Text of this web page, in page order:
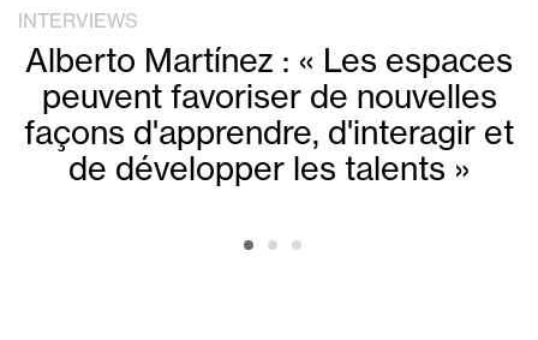
INTERVIEWS
Alberto Martínez : « Les espaces
peuvent favoriser de nouvelles
façons d'apprendre, d'interagir et
de développer les talents »